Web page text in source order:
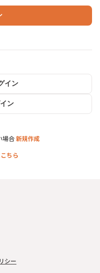
イン
ン
場合新規作成
ちら
シー